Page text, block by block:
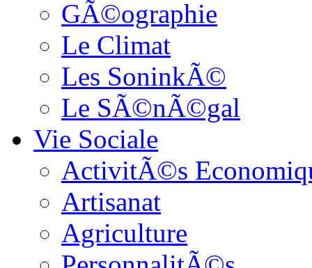
GÃ©ographie
Le Climat
Les SoninkÃ©
Le SÃ©nÃ©gal
Vie Sociale
ActivitÃ©s
Artisanat
Agriculture